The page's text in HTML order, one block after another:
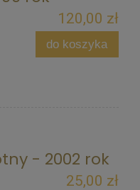
120,00 zł
do koszyka
- 2002 rok
25,00 zł